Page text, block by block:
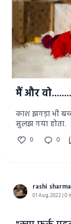
मैं और
काश झगड़ा भी
सुलझ गया होता.
0 0
rashi sharma
01 Aug, 2022 | 0